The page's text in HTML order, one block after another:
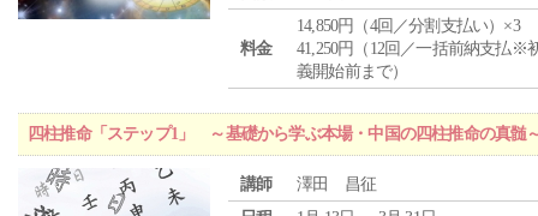
料金
14,850円（4回／分割支払い）×3
41,250円（12回／一括前納支払※
義開始前まで）
四柱推命「ステップ1」 ～基礎から学ぶ本場・中国の四柱推命の真髄
講師
澤田 昌征